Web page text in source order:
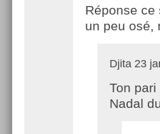
Réponse
un peu osé,
Djita 23
Ton pari
Nadal